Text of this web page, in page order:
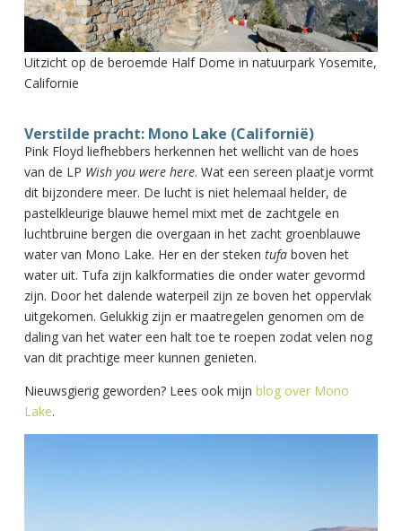
Uitzicht op de beroemde Half Dome in natuurpark Yosemite,
Californie
Verstilde pracht: Mono Lake (Californië)
Pink Floyd liefhebbers herkennen het wellicht van de hoes
van de LP Wish you were here. Wat een sereen plaatje vormt
dit bijzondere meer. De lucht is niet helemaal helder, de
pastelkleurige blauwe hemel mixt met de zachtgele en
luchtbruine bergen die overgaan in het zacht groenblauwe
water van Mono Lake. Her en der steken tufaboven het
water uit. Tufa zijn kalkformaties die onder water gevormd
zijn. Door het dalende waterpeil zijn ze boven het oppervlak
uitgekomen. Gelukkig zijn er maatregelen genomen om de
daling van het water een halt toe te roepen zodat velen nog
van dit prachtige meer kunnen genieten.
Nieuwsgierig geworden? Lees ook mijn blog over Mono
Lake.